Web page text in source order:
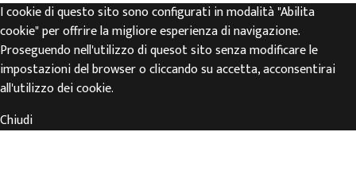
I cookie di questo sito sono configurati in modalità "Abilita
cookie" per offrire la migliore esperienza di navigazione.
Proseguendo nell'utilizzo di quesot sito senza modificare le
impostazioni del browser o cliccando su accetta, acconsentirai
all'utilizzo dei cookie.
Chiudi